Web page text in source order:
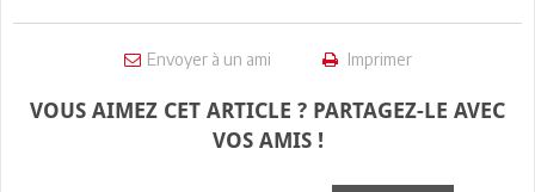
Envoyer à un ami Imprimer
VOUS AIMEZ CET ARTICLE ? PARTAGEZ-LE AVEC
VOS AMIS !